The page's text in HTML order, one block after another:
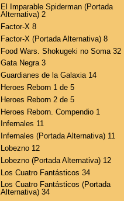
El Imparable Spiderman (Portada
Alternativa) 2
Factor-X 8
Factor-X (Portada Alternativa) 8
Food Wars. Shokugeki no Soma 32
Gata Negra 3
Guardianes de la Galaxia 14
Heroes Reborn 1 de 5
Heroes Reborn 2 de 5
Heroes Reborn. Compendio 1
Infernales 11
Infernales (Portada Alternativa) 11
Lobezno 12
Lobezno (Portada Alternativa) 12
Los Cuatro Fantásticos 34
Los Cuatro Fantásticos (Portada
Alternativa) 34